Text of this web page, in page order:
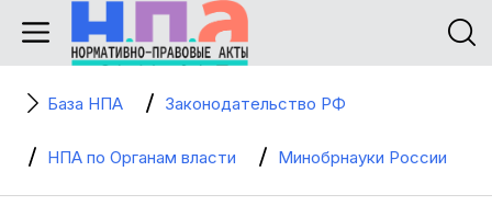
База НПА Законодательство РФ
НПА по Органам власти Минобрнауки России